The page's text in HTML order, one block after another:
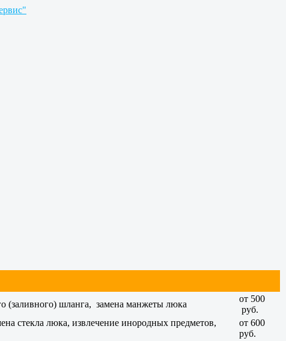
(заливного) шланга, замена манжеты люка
от 500
руб.
стекла люка, извлечение инородных предметов,
от 600
руб.